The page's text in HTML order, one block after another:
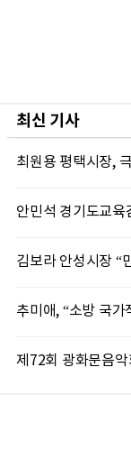
최신 기사